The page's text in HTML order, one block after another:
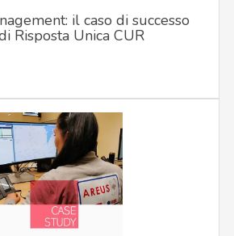
il caso di successo
Risposta Unica CUR